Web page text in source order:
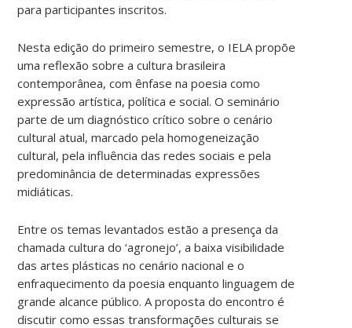
para participantes inscritos.
Nesta edição do primeiro semestre, o IELA propõe
uma reflexão sobre a cultura brasileira
contemporânea, com ênfase na poesia como
expressão artística, política e social. O seminário
parte de um diagnóstico crítico sobre o cenário
cultural atual, marcado pela homogeneização
cultural, pela influência das redes sociais e pela
predominância de determinadas expressões
midiáticas.
Entre os temas levantados estão a presença da
chamada cultura do ‘agronejo’, a baixa visibilidade
das artes plásticas no cenário nacional e o
enfraquecimento da poesia enquanto linguagem de
grande alcance público. A proposta do encontro é
discutir como essas transformações culturais se